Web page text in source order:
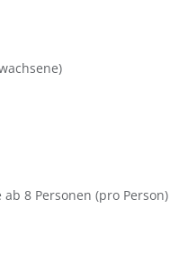
8 Personen (pro Person)